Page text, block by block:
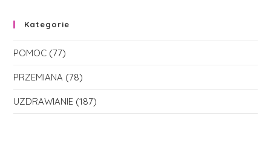
Kategorie
POMOC (77)
PRZEMIANA (78)
UZDRAWIANIE (187)